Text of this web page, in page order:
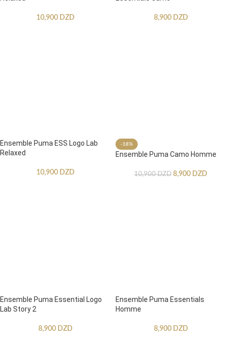
10,900 DZD 8,900 DZD
Ensemble Puma ESS Logo Lab
Relaxed
10,900 DZD
-18%
Ensemble Puma Camo Homme
10,900DZD 8,900 DZD
Ensemble Puma Essential Logo
Lab Story 2
8,900 DZD
Ensemble Puma Essentials
Homme
8,900 DZD